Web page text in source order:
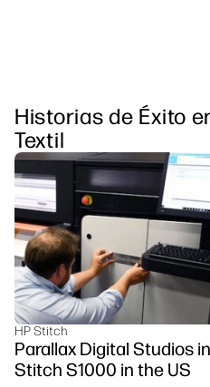
Historias de Éxito
Textil
HP Stitch
Parallax Digital Studios
Stitch S1000 in the US